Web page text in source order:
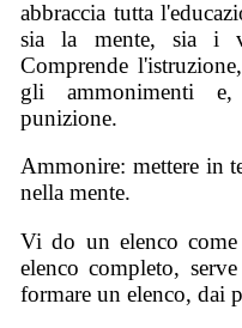
abbraccia tutta
sia la mente, sia i
Comprende
gli ammonimenti
punizione.
Ammonire: mettere in
nella mente.
Vi do un elenco
elenco completo,
formare un elenco, dai